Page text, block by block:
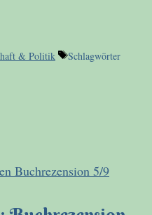
& Politik
Schlagwörter